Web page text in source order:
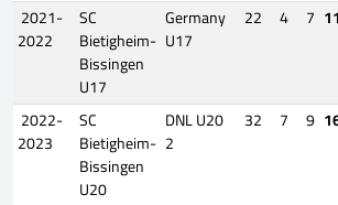
2021-
2022
SC
Bietigheim-
Bissingen
U17
Germany
U17
22 4 7 11
2022-
2023
SC
Bietigheim-
Bissingen
U20
DNL U20
2
32 7 9